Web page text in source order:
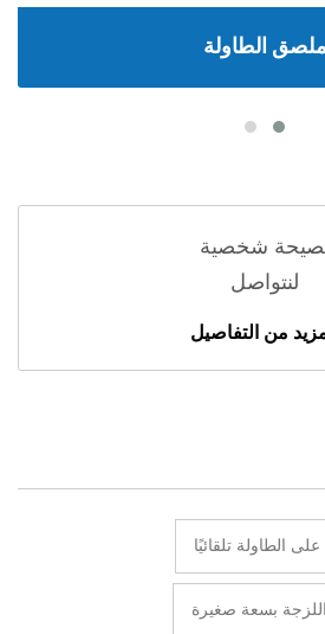
ملصق الطاولة
شخصية
لنتواصل
من التفاصيل
الطاولة تلقائيًا
بسعة صغيرة